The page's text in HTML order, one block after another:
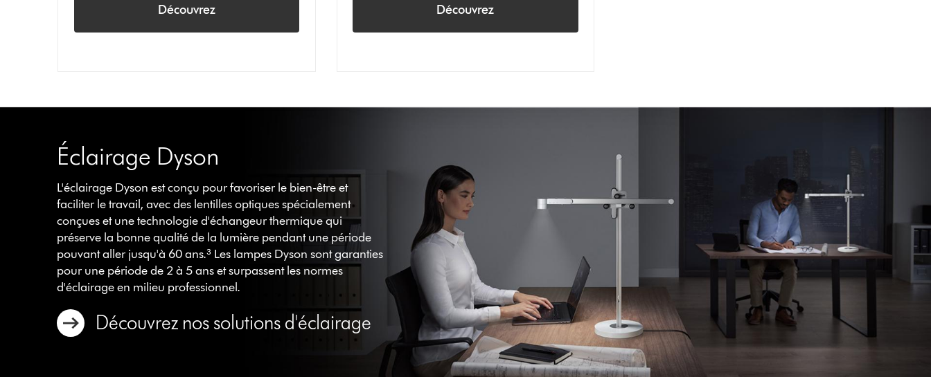
Découvrez Découvrez
Éclairage Dyson
L'éclairage Dyson est conçu pour favoriser le bien-être et
faciliter le travail, avec des lentilles optiques spécialement
conçues et une technologie d'échangeur thermique qui
préserve la bonne qualité de la lumière pendant une période
pouvant aller jusqu'à 60 ans.³ Les lampes Dyson sont garanties
pour une période de 2 à 5 ans et surpassent les normes
d'éclairage en milieu professionnel.
Découvrez nos solutions d'éclairage